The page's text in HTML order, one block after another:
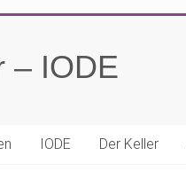
– IODE
IODE Der Keller